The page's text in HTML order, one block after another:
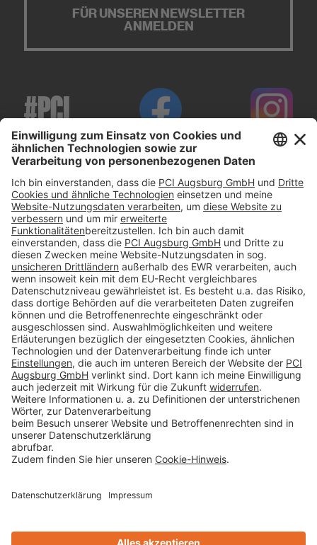
FÜR UNSEREN NEWSLETTER
ANMELDEN
#PCI
Impressum
Datenschutz
AGB
Rechtliche Hinweise
Cookie-Einstellungen öffnen
Betroffenenrechte
www.bimobject.com
Sika Deutschland - heinze.de
www.naturstein-datenbank.de